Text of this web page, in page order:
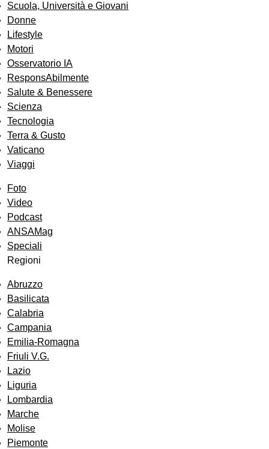
Scuola, Università e Giovani
Donne
Lifestyle
Motori
Osservatorio IA
ResponsAbilmente
Salute & Benessere
Scienza
Tecnologia
Terra & Gusto
Vaticano
Viaggi
Foto
Video
Podcast
ANSAMag
Speciali
Regioni
Abruzzo
Basilicata
Calabria
Campania
Emilia-Romagna
Friuli V.G.
Lazio
Liguria
Lombardia
Marche
Molise
Piemonte